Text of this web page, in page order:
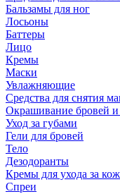
Бальзамы для ног
Лосьоны
Баттеры
Лицо
Кремы
Маски
Увлажняющие
Средства для снятия
Окрашивание бровей и
Уход за губами
Гели для бровей
Тело
Дезодоранты
Кремы для ухода за
Спреи